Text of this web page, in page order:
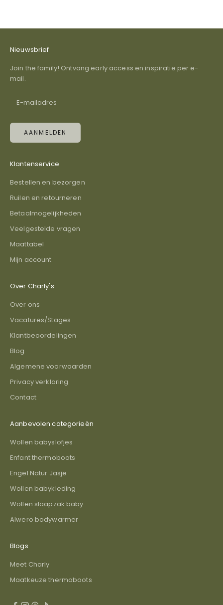
Nieuwsbrief
Join the family! Ontvang early access en inspiratie per e-
mail.
AANMELDEN
Klantenservice
Bestellen en bezorgen
Ruilen en retourneren
Betaalmogelijkheden
Veelgestelde vragen
Maattabel
Mijn account
Over Charly's
Over ons
Vacatures/Stages
Klantbeoordelingen
Blog
Algemene voorwaarden
Privacy verklaring
Contact
Aanbevolen categorieën
Wollen babyslofjes
Enfant thermoboots
Engel Natur Jasje
Wollen babykleding
Wollen slaapzak baby
Alwero bodywarmer
Blogs
Meet Charly
Maatkeuze thermoboots